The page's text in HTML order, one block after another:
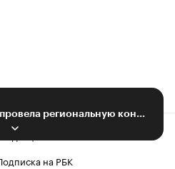
Партия «Новые Люди» провела региональную конференцию в Воронеже
на РБК